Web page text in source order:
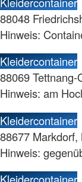
88048
Hinweis:
Kleidercontainer
88069
Hinweis: am
Kleidercontainer
88677
Hinweis: